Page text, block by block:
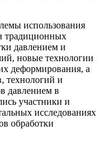
использования
традиционных
давлением и
новые технологии
деформирования, а
технологий и
давлением в
участники и
исследованиях
обработки